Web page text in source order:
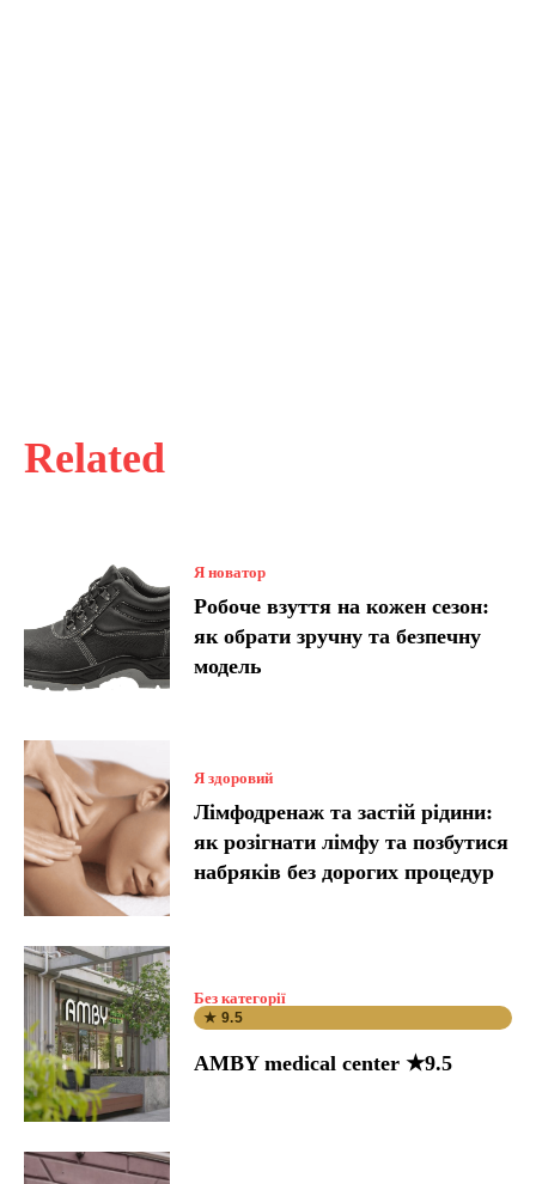
Related
Я новатор
Робоче взуття на кожен сезон:
як обрати зручну та безпечну
модель
Я здоровий
Лімфодренаж та застій рідини:
як розігнати лімфу та позбутися
набряків без дорогих процедур
Без категорії
★ 9.5
AMBY medical center ★9.5